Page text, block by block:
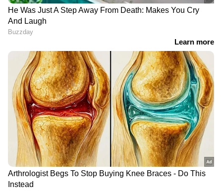
ആത്മഹത്യയിലേക്ക്
തള്ളിവിട്ടത് നൂറുകണക്കിന്
രാജ്യങ്ങളിലേക്ക്
ആത്മഹത്യാ കിറ്റുകൾ
അയച്ചുനൽകി 60കാരൻ,
ഒടുവിൽ കുറ്റസമ്മതം
കളഞ്ഞുപോയത് 22 ലക്ഷം
രൂപ! ഇന്ത്യൻ യുവാവിന്‍റെ
മാതൃകാപരമായ പ്രവൃത്തി,
ആദരിച്ച് ദുബായ് പൊലീസ്